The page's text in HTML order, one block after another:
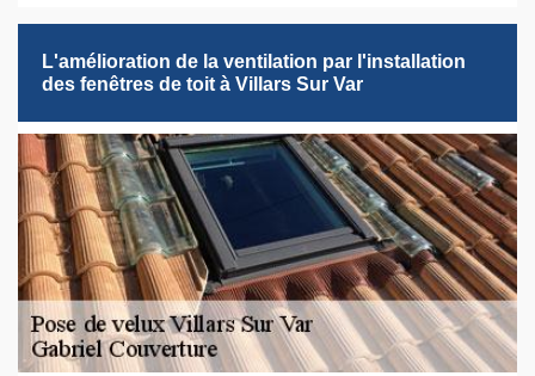
L'amélioration de la ventilation par l'installation
des fenêtres de toit à Villars Sur Var